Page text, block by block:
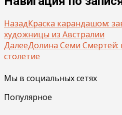
НазадКраска карандашом:
художницы из Австралии
ДалееДолина Семи Смертей:
столетие
Мы в социальных сетях
Популярное